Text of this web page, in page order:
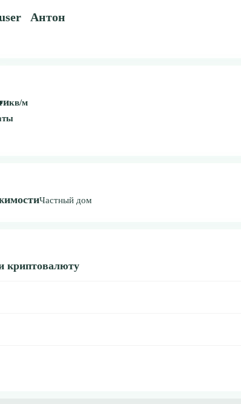
Антон
кв/м
Частный дом
криптовалюту